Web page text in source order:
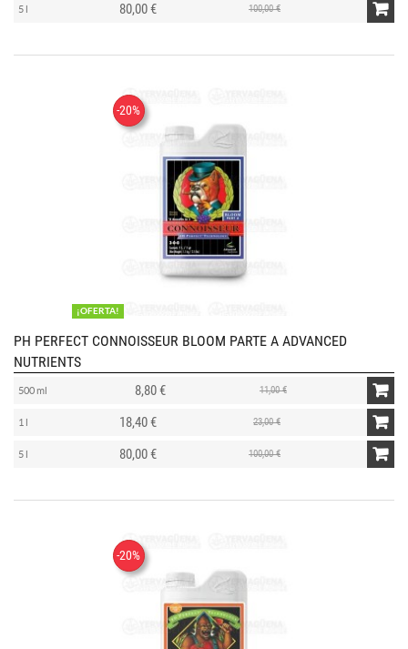
5 l 80,00 € 100,00 €
-20%
¡OFERTA!
PH PERFECT CONNOISSEUR BLOOM PARTE A ADVANCED
NUTRIENTS
500 ml 8,80 € 11,00 €
1 l 18,40 € 23,00 €
5 l 80,00 € 100,00 €
-20%